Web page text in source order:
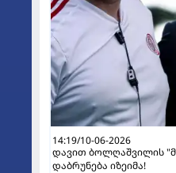
14:19/10-06-2026
დავით ბოლღაშვილის
დაბრუნება იზეიმა!